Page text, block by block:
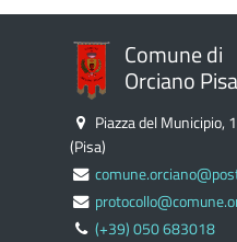
Comune di
Orciano
Piazza del Municipio,
(Pisa)
(+39) 050 683018